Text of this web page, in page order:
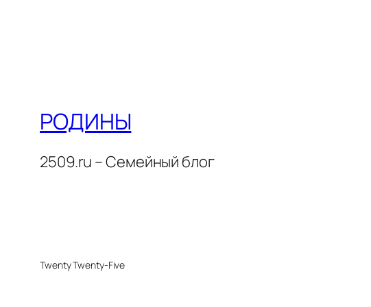
РОДИНЫ
2509.ru – Семейный блог
Twenty Twenty-Five